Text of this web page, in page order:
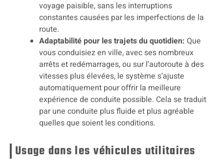
voyage paisible, sans les interruptions
constantes causées par les imperfections de la
route.
Adaptabilité pour les trajets du quotidien: Que
vous conduisiez en ville, avec ses nombreux
arrêts et redémarrages, ou sur l’autoroute à des
vitesses plus élevées, le système s’ajuste
automatiquement pour offrir la meilleure
expérience de conduite possible. Cela se traduit
par une conduite plus fluide et plus agréable
quelles que soient les conditions.
Usage dans les véhicules utilitaires